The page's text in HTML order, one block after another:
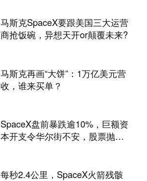
马斯克SpaceX要跟美国三大运营
商抢饭碗，异想天开or颠覆未来?
马斯克再画“大饼”：1万亿美元营
收，谁来买单？
SpaceX盘前暴跌逾10%，巨额资
本开支令华尔街不安，股票抛
每秒2.4公里，SpaceX火箭残骸